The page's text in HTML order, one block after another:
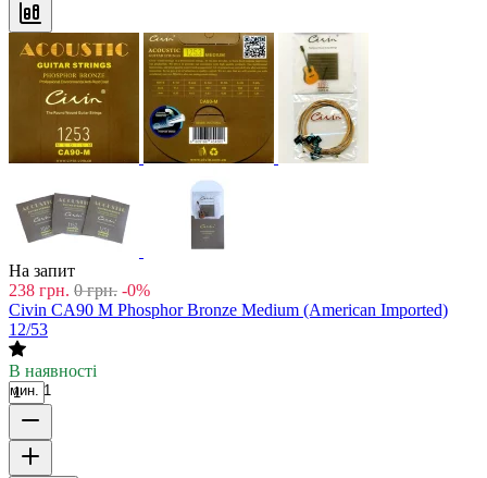
На запит
238 грн. 0 грн. -0%
Civin CA90 M Phosphor Bronze Medium (American Imported)
12/53
В наявності
мин. 1